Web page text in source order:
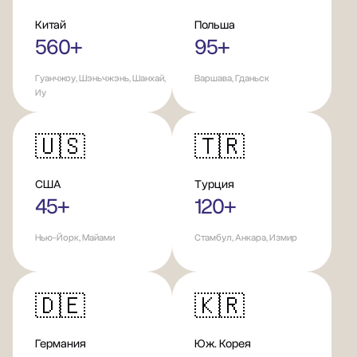
Китай
560+
Гуанчжоу, Шэньчжэнь, Шанхай,
Иу
Польша
95+
Варшава, Гданьск
🇺🇸
США
45+
Нью-Йорк, Майами
🇹🇷
Турция
120+
Стамбул, Анкара, Измир
🇩🇪
Германия
🇰🇷
Юж. Корея